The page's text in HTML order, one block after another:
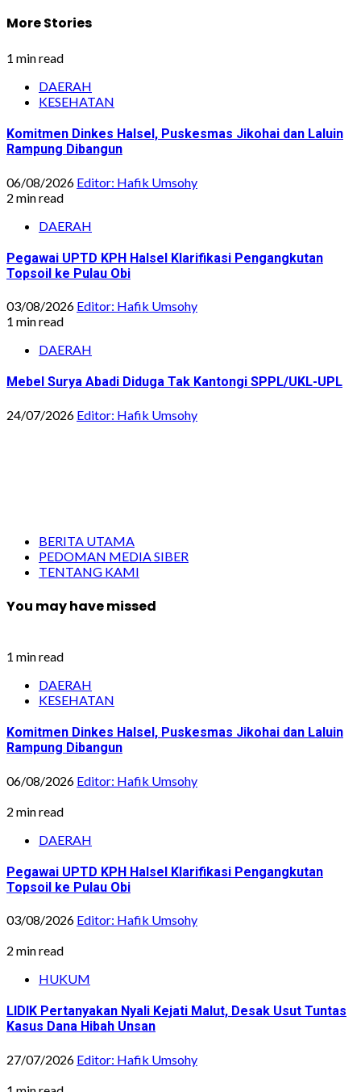
More Stories
1 min read
DAERAH
KESEHATAN
Komitmen Dinkes Halsel, Puskesmas Jikohai dan Laluin
Rampung Dibangun
06/08/2026 Editor: Hafik Umsohy
2 min read
DAERAH
Pegawai UPTD KPH Halsel Klarifikasi Pengangkutan
Topsoil ke Pulau Obi
03/08/2026 Editor: Hafik Umsohy
1 min read
DAERAH
Mebel Surya Abadi Diduga Tak Kantongi SPPL/UKL-UPL
24/07/2026 Editor: Hafik Umsohy
BERITA UTAMA
PEDOMAN MEDIA SIBER
TENTANG KAMI
You may have missed
1 min read
DAERAH
KESEHATAN
Komitmen Dinkes Halsel, Puskesmas Jikohai dan Laluin
Rampung Dibangun
06/08/2026 Editor: Hafik Umsohy
2 min read
DAERAH
Pegawai UPTD KPH Halsel Klarifikasi Pengangkutan
Topsoil ke Pulau Obi
03/08/2026 Editor: Hafik Umsohy
2 min read
HUKUM
LIDIK Pertanyakan Nyali Kejati Malut, Desak Usut Tuntas
Kasus Dana Hibah Unsan
27/07/2026 Editor: Hafik Umsohy